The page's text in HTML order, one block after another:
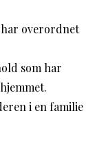
overordnet
som har
i en familie